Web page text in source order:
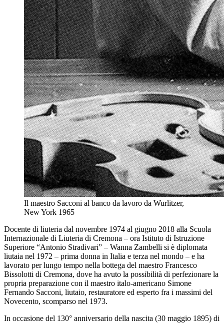
Il maestro Sacconi al banco da lavoro da Wurlitzer,
New York 1965
Docente di liuteria dal novembre 1974 al giugno 2018 alla Scuola
Internazionale di Liuteria di Cremona – ora Istituto di Istruzione
Superiore “Antonio Stradivari” – Wanna Zambelli si è diplomata
liutaia nel 1972 – prima donna in Italia e terza nel mondo – e ha
lavorato per lungo tempo nella bottega del maestro Francesco
Bissolotti di Cremona, dove ha avuto la possibilità di perfezionare la
propria preparazione con il maestro italo-americano Simone
Fernando Sacconi, liutaio, restauratore ed esperto fra i massimi del
Novecento, scomparso nel 1973.
In occasione del 130° anniversario della nascita (30 maggio 1895) di